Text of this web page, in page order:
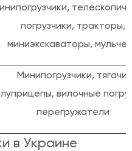
погрузчики, тракторы,
миниэкскаваторы,
Минипогрузчики, тягачи,
вилочные
перегружатели
в Украине